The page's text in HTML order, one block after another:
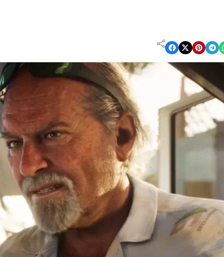
Share on Facebook Share on X Share on Pinterest Share on Telegram